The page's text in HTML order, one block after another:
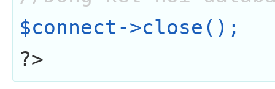
$connect->close();
?>